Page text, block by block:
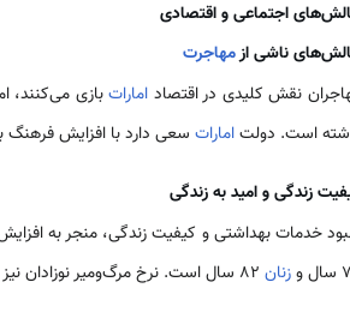
اجتماعی و اقتصادی
ناشی ازمهاجرت
نقش کلیدی در اقتصاد اماراتبازی می‌کنند،
است. دولتامارات سعی دارد با افزایش فرهنگ
زندگی و امید به زندگی
خدمات بهداشتی و کیفیت زندگی، منجر به
و
زنان